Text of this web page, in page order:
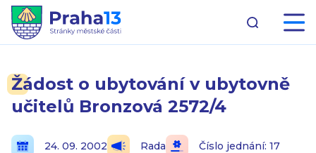
Žádost o ubytování v ubytovně
učitelů Bronzová 2572/4
24. 09. 2002 Rada
Číslo jednání: 17